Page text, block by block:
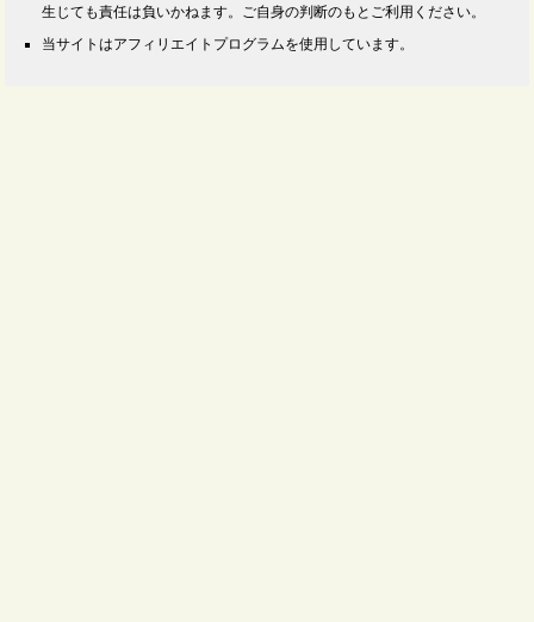
生じても責任は負いかねます。ご自身の判断のもとご利用ください。
当サイトはアフィリエイトプログラムを使用しています。